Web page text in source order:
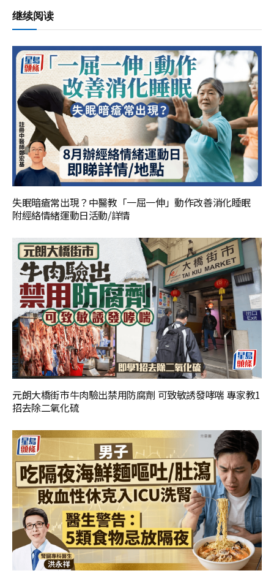
继续阅读
失眠暗瘡常出現？中醫教「一屈一伸」動作改善消化睡眠
附經絡情緒運動日活動/詳情
元朗大橋街市牛肉驗出禁用防腐劑 可致敏誘發哮喘 專家教1
招去除二氧化硫